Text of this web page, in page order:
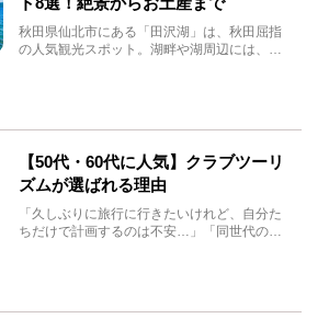
秋田県仙北市にある「田沢湖」は、秋田屈指
の人気観光スポット。湖畔や湖周辺には、田
【50代・60代に人気】クラブツーリ
ズムが選ばれる理由
「久しぶりに旅行に行きたいけれど、自分た
ちだけで計画するのは不安…」「同世代の方